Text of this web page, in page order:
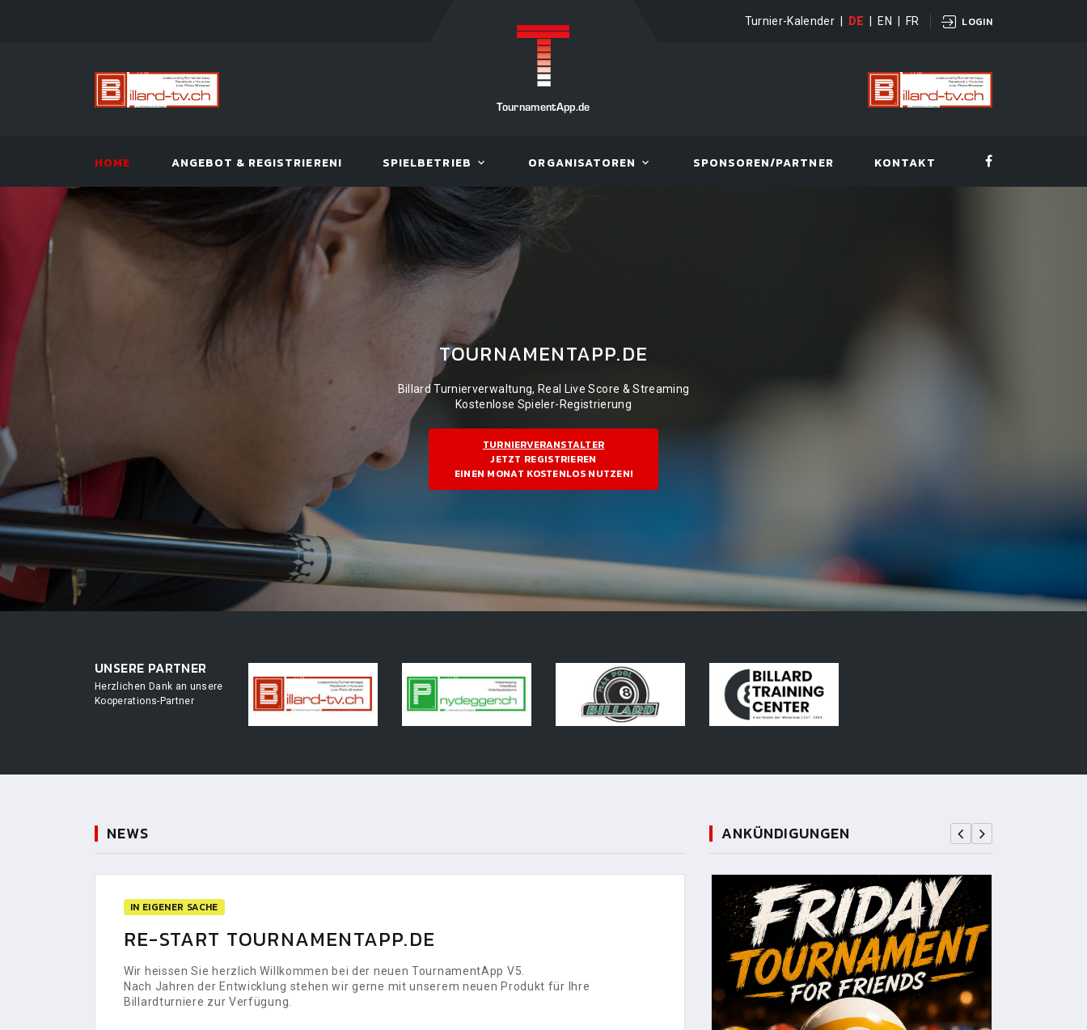
Turnier-Kalender DE EN FR LOGIN
TournamentApp.de
HOME ANGEBOT & REGISTRIEREN! SPIELBETRIEB ORGANISATOREN SPONSOREN/PARTNER KONTAKT
TOURNAMENTAPP.DE
Billard Turnierverwaltung, Real Live Score & Streaming
Kostenlose Spieler-Registrierung
TURNIERVERANSTALTER
JETZT REGISTRIEREN
EINEN MONAT KOSTENLOS NUTZEN!
UNSERE PARTNER
Herzlichen Dank an unsere
Kooperations-Partner
NEWS
IN EIGENER SACHE
RE-START TOURNAMENTAPP.DE
Wir heissen Sie herzlich Willkommen bei der neuen TournamentApp V5.
Nach Jahren der Entwicklung stehen wir gerne mit unserem neuen Produkt für Ihre
Billardturniere zur Verfügung.
ANKÜNDIGUNGEN